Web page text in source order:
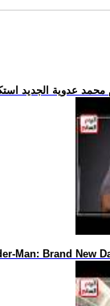
عدوية الجديد